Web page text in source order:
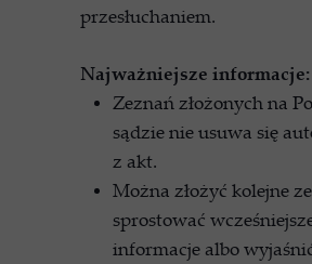
przesłuchaniem.
Najważniejsze informacje:
Zeznań złożonych na
sądzie nie usuwa się
z akt.
Można złożyć kolejne
sprostować
informacje albo